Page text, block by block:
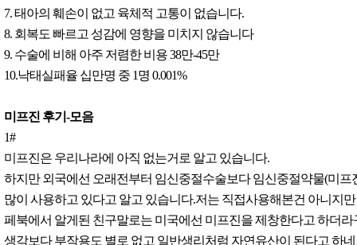
7. 태아의 훼손이 없고 육체적 고통이 없습니다.
8. 회복도 빠르고 성감에 영향을 미치지 않습니다
9. 수술에 비해 아주 저렴한 비용 38만-45만
10.낙태실패율 십만명 중 1명 0.001%
미프진 후기-모음
1#
미프진은 우리나라에 아직 없는거로 알고 있습니다.
하지만 외국에선 오래전부터 임신중절수술보다 임신중절약물(미프
많이 사용하고 있다고 알고 있습니다.저는 직접사용해본건 아니지만
페북에서 알게된 친구말로는 미국에선 미프진을 제창한다고 하더라
생각보다 부작용도 별로 없고 일반생리처럼 자연유산이 된다고 하